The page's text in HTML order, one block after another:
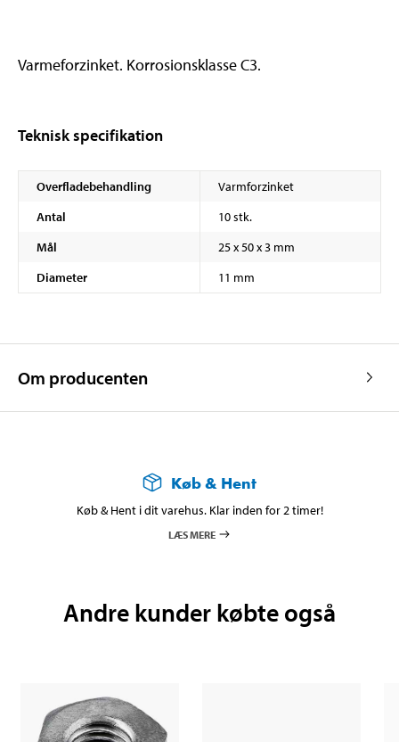
Varmeforzinket. Korrosionsklasse C3.
Teknisk specifikation
Overfladebehandling
Varmforzinket
Antal
10 stk.
Mål
25 x 50 x 3 mm
Diameter
11 mm
Om producenten
Køb & Hent
Køb & Hent i dit varehus. Klar inden for 2 timer!
LÆS MERE
Andre kunder købte også